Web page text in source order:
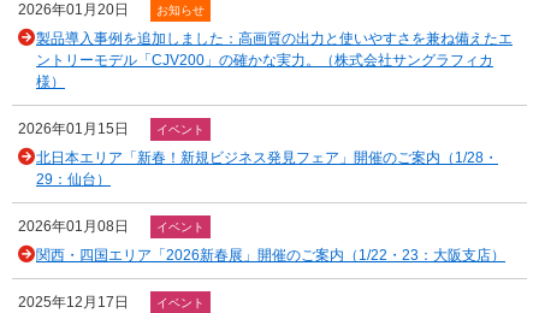
2026年01月20日 お知らせ
製品導入事例を追加しました：高画質の出力と使いやすさを兼ね備えたエ
ントリーモデル「CJV200」の確かな実力。（株式会社サングラフィカ
様）
2026年01月15日 イベント
北日本エリア「新春！新規ビジネス発見フェア」開催のご案内（1/28・
29：仙台）
2026年01月08日 イベント
関西・四国エリア「2026新春展」開催のご案内（1/22・23：大阪支店）
2025年12月17日 イベント